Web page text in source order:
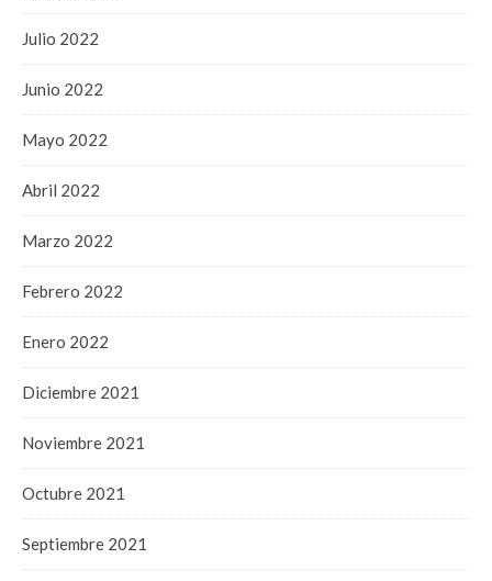
Julio 2022
Junio 2022
Mayo 2022
Abril 2022
Marzo 2022
Febrero 2022
Enero 2022
Diciembre 2021
Noviembre 2021
Octubre 2021
Septiembre 2021